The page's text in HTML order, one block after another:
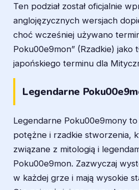
Ten podział został oficjalnie
anglojęzycznych wersjach
choć wcześniej używano
Poku00e9mon” (Rzadkie) jako
japońskiego terminu dla
Legendarne
Legendarne Poku00e9mony
potężne i rzadkie stworzenia,
związane z mitologią i
Poku00e9mon. Zazwyczaj
w każdej grze i mają wysokie